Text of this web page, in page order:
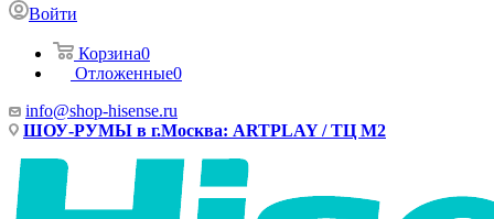
Войти
Корзина0
Отложенные0
info@shop-hisense.ru
ШОУ-РУМЫ в г.Москва: ARTPLAY / ТЦ М2